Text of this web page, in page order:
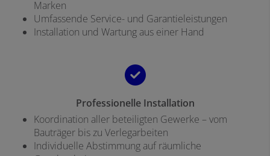
Marken
Umfassende Service- und Garantieleistungen
Installation und Wartung aus einer Hand
Professionelle Installation
Koordination aller beteiligten Gewerke – vom
Bauträger bis zu Verlegarbeiten
Individuelle Abstimmung auf räumliche